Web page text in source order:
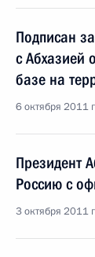
Подписан
с Абхазией
базе на
6 октября 2011
Президент
Россию с
3 октября 2011